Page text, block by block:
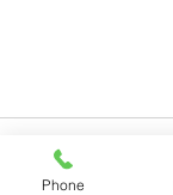
Phone